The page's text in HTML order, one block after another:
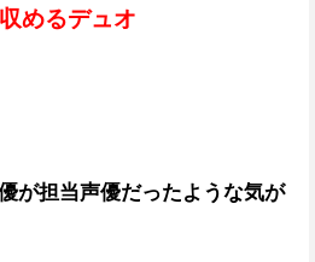
めるデュオ
が担当声優だったような気が